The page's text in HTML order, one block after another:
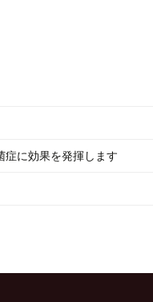
症に効果を発揮します